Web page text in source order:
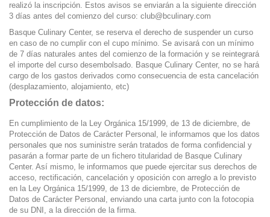
realizó la inscripción. Estos avisos se enviarán a la siguiente dirección
3 días antes del comienzo del curso: club@bculinary.com
Basque Culinary Center, se reserva el derecho de suspender un curso
en caso de no cumplir con el cupo mínimo. Se avisará con un mínimo
de 7 días naturales antes del comienzo de la formación y se reintegrará
el importe del curso desembolsado. Basque Culinary Center, no se hará
cargo de los gastos derivados como consecuencia de esta cancelación
(desplazamiento, alojamiento, etc)
Protección de datos:
En cumplimiento de la Ley Orgánica 15/1999, de 13 de diciembre, de
Protección de Datos de Carácter Personal, le informamos que los datos
personales que nos suministre serán tratados de forma confidencial y
pasarán a formar parte de un fichero titularidad de Basque Culinary
Center. Así mismo, le informamos que puede ejercitar sus derechos de
acceso, rectificación, cancelación y oposición con arreglo a lo previsto
en la Ley Orgánica 15/1999, de 13 de diciembre, de Protección de
Datos de Carácter Personal, enviando una carta junto con la fotocopia
de su DNI, a la dirección de la firma.